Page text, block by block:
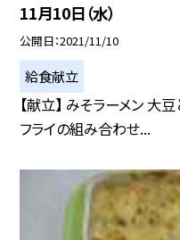
11月10日（水）
公開日 2021/11/10
給食献立
【献立】 みそラーメン 大
フライの組み合わせ...